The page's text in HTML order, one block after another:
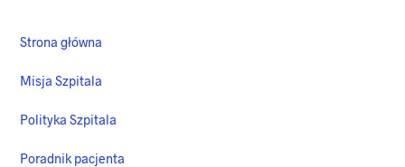
Strona główna
Misja Szpitala
Polityka Szpitala
Poradnik pacjenta